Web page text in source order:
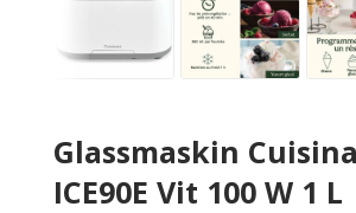
Glassmaskin
ICE90E Vit 100 W 1 L